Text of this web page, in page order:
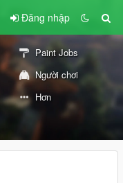
Đăng nhập
Paint Jobs
Người chơi
Hơn